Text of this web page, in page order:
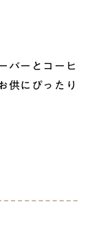
バーとコーヒ
供にぴったり